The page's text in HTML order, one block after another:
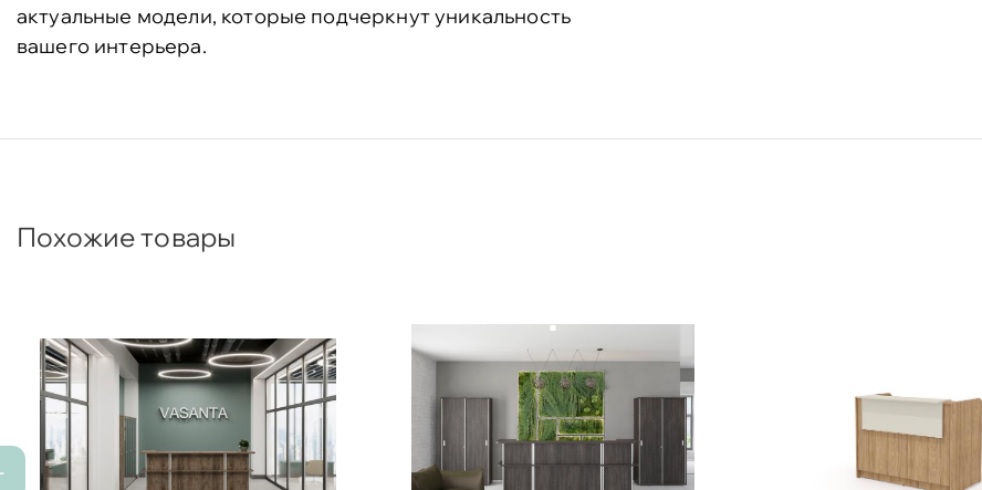
актуальные модели, которые подчеркнут уникальность
вашего интерьера.
Похожие товары